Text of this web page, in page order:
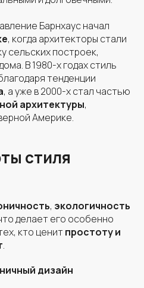
Барнхаус начал
, когда архитекторы стали
сельских построек,
В 1980-х годах стиль
тенденции
, а уже в 2000-х стал частью
архитектуры,
Америке.
стиля
, экологичность
делает его особенно
кто ценитпростоту и
.
дизайн